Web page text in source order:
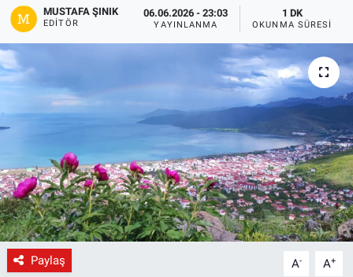
MUSTAFA ŞINIK
EDITÖR
06.06.2026 - 23:03
YAYINLANMA
1 DK
OKUNMA SÜRESI
Paylaş A- A+
Kültür-Sanat
Politika
Sağlık
Siyaset
Spor